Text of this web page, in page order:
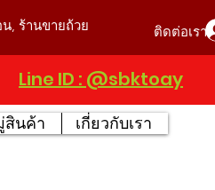
, ร้านขายถ้วย
ติดต่อเรา
Line ID : @sbktoay
สินค้า เกี่ยวกับเรา